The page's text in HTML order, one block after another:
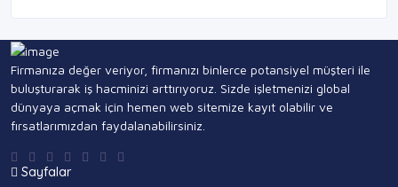
Firmanıza değer veriyor, firmanızı binlerce potansiyel müşteri ile
buluşturarak iş hacminizi arttırıyoruz. Sizde işletmenizi global
dünyaya açmak için hemen web sitemize kayıt olabilir ve
fırsatlarımızdan faydalanabilirsiniz.
Sayfalar